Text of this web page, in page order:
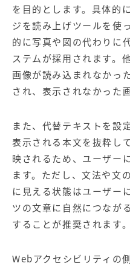
【店舗型ビジネス向け】エリ
ア
マーケティングサービス
【IT企業向け】マーケティン
グ
サービス
広告プロモーションの製品
Web広告サービス
【塾・個別塾業界向け】新規
集客Web広告パッケージ
商圏ねらいうちパッケージ
Web制作の製品
を目的とします。具体的
ジを読み上げツールを使
的に写真や図の代わりに
ステムが採用されます。
画像が読み込まれなかっ
され、表示されなかった
また、代替テキストを設
表示される本文を抜粋し
映されるため、ユーザー
ます。ただし、文法や文
に見える状態はユーザー
ツの文章に自然につなが
することが推奨されます。
Webアクセシビリティの